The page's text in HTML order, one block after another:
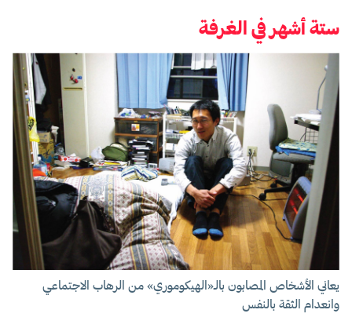
ستة أشهر في الغرفة
يعاني الأشخاص المصابون بالـ«الهيكوموري» من الرهاب الاجتماعي
وانعدام الثقة بالنفس